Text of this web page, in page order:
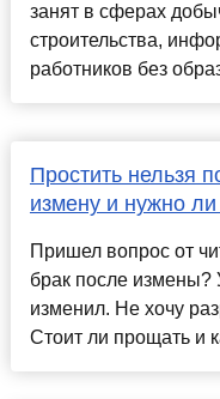
занят в сферах
строительства,
работников без
Простить нельзя
измену и нужно ли
Пришел вопрос от
брак после измены?
изменил. Не хочу
Стоит ли прощать и